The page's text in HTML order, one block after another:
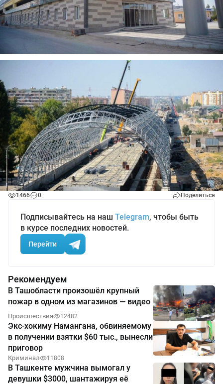
1466 0 Поделиться
Подписывайтесь на наш Telegram, чтобы быть
в курсе последних новостей.
Перейти
Рекомендуем
В Ташобласти произошёл крупный
пожар в одном из магазинов — видео
Происшествия 12482
Экс-хокиму Намангана, обвиняемому
в получении взятки $60 тыс., вынесли
приговор
Криминал 11808
В Ташкенте мужчина вымогал у
девушки $3000, шантажируя её